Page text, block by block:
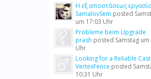
Η εξ αποστάσεως
SamalovSem posted
um 17:03 Uhr
Probleme beim Upgrade
prash posted Samstag um
Uhr
Looking for a Reliable
VertexFence posted
10:31 Uhr